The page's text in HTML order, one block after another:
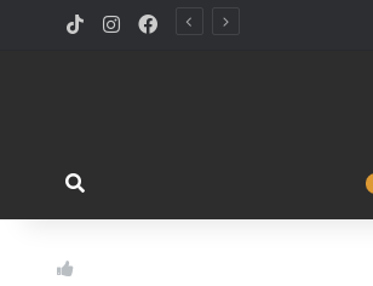
Facebook
Instagram
מה